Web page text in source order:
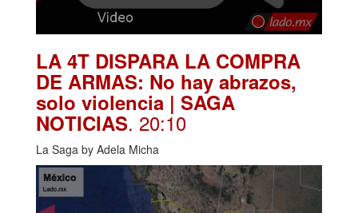
LA 4T DISPARA LA COMPRA
DE ARMAS: No hay abrazos,
solo violencia | SAGA
NOTICIAS. 20:10
La Saga by Adela Micha